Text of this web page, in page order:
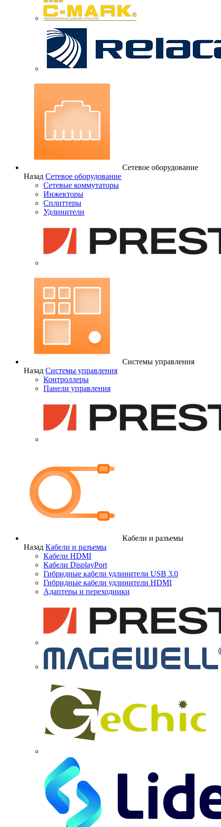
Сетевое оборудование
Назад Сетевое оборудование
Сетевые коммутаторы
Инжекторы
Сплиттеры
Удлинители
Системы управления
Назад Системы управления
Контроллеры
Панели управления
Кабели и разъемы
Назад Кабели и разъемы
Кабели HDMI
Кабели DisplayPort
Гибридные кабели удлинители USB 3.0
Гибридные кабели удлинители HDMI
Адаптеры и переходники